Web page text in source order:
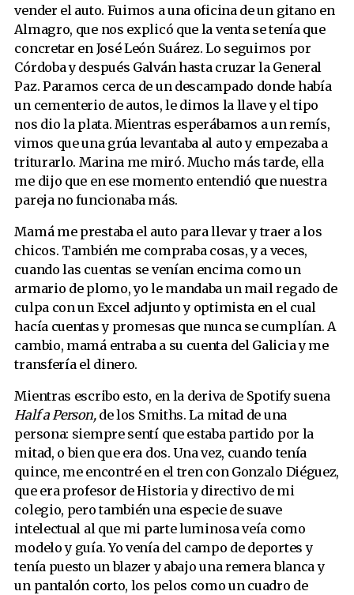
vender el auto. Fuimos a una oficina de un gitano en
Almagro, que nos explicó que la venta se tenía que
concretar en José León Suárez. Lo seguimos por
Córdoba y después Galván hasta cruzar la General
Paz. Paramos cerca de un descampado donde había
un cementerio de autos, le dimos la llave y el tipo
nos dio la plata. Mientras esperábamos a un remís,
vimos que una grúa levantaba al auto y empezaba a
triturarlo. Marina me miró. Mucho más tarde, ella
me dijo que en ese momento entendió que nuestra
pareja no funcionaba más.
Mamá me prestaba el auto para llevar y traer a los
chicos. También me compraba cosas, y a veces,
cuando las cuentas se venían encima como un
armario de plomo, yo le mandaba un mail regado de
culpa con un Excel adjunto y optimista en el cual
hacía cuentas y promesas que nunca se cumplían. A
cambio, mamá entraba a su cuenta del Galicia y me
transfería el dinero.
Mientras escribo esto, en la deriva de Spotify suena
Half a Person,de los Smiths. La mitad de una
persona: siempre sentí que estaba partido por la
mitad, o bien que era dos. Una vez, cuando tenía
quince, me encontré en el tren con Gonzalo Diéguez,
que era profesor de Historia y directivo de mi
colegio, pero también una especie de suave
intelectual al que mi parte luminosa veía como
modelo y guía. Yo venía del campo de deportes y
tenía puesto un blazer y abajo una remera blanca y
un pantalón corto, los pelos como un cuadro de